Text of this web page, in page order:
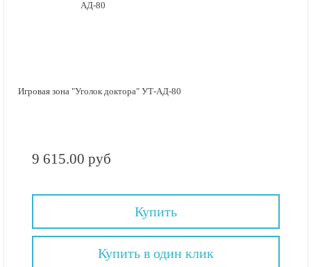
Игровая зона "Уголок доктора" УТ-АД-80
9 615.00 руб
Купить
Купить в один клик